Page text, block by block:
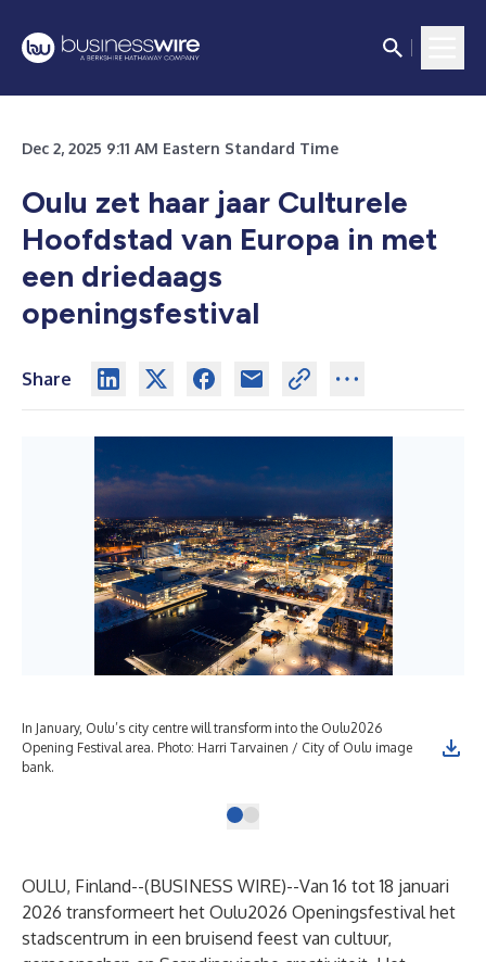
Dec 2, 2025 9:11 AM Eastern Standard Time
Oulu zet haar jaar Culturele
Hoofdstad van Europa in met
een driedaags
openingsfestival
Share
In January, Oulu’s city centre will transform into the Oulu2026
Opening Festival area. Photo: Harri Tarvainen / City of Oulu image
bank.
OULU, Finland--(BUSINESS WIRE)--Van 16 tot 18 januari
2026 transformeert het Oulu2026 Openingsfestival het
stadscentrum in een bruisend feest van cultuur,